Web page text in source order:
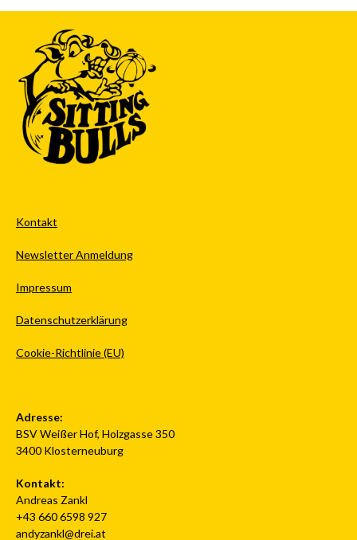
Kontakt
Newsletter Anmeldung
Impressum
Datenschutzerklärung
Cookie-Richtlinie (EU)
Adresse:
BSV Weißer Hof, Holzgasse 350
3400 Klosterneuburg
Kontakt:
Andreas Zankl
+43 660 6598 927
andyzankl@drei.at